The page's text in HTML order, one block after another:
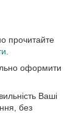
прочитайте
оформити
Ваші
без